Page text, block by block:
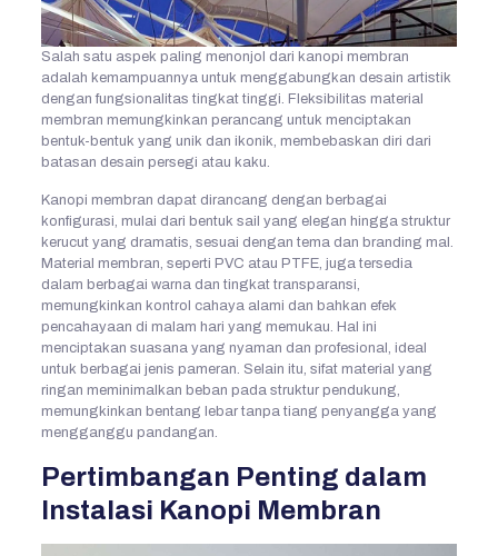
Salah satu aspek paling menonjol dari kanopi membran
adalah kemampuannya untuk menggabungkan desain artistik
dengan fungsionalitas tingkat tinggi. Fleksibilitas material
membran memungkinkan perancang untuk menciptakan
bentuk-bentuk yang unik dan ikonik, membebaskan diri dari
batasan desain persegi atau kaku.
Kanopi membran dapat dirancang dengan berbagai
konfigurasi, mulai dari bentuk sail yang elegan hingga struktur
kerucut yang dramatis, sesuai dengan tema dan branding mal.
Material membran, seperti PVC atau PTFE, juga tersedia
dalam berbagai warna dan tingkat transparansi,
memungkinkan kontrol cahaya alami dan bahkan efek
pencahayaan di malam hari yang memukau. Hal ini
menciptakan suasana yang nyaman dan profesional, ideal
untuk berbagai jenis pameran. Selain itu, sifat material yang
ringan meminimalkan beban pada struktur pendukung,
memungkinkan bentang lebar tanpa tiang penyangga yang
mengganggu pandangan.
Pertimbangan Penting dalam
Instalasi Kanopi Membran